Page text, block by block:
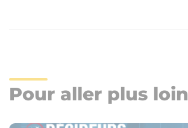
Pour aller plus loin